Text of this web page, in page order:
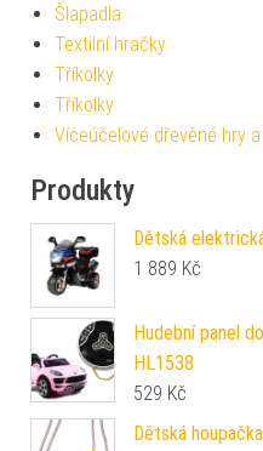
Šlapadla
Textilní hračky
Tříkolky
Tříkolky
Víceúčelové dřevěné hry
Produkty
Dětská
1 889 Kč
Hudební panel
HL1538
529 Kč
Dětská